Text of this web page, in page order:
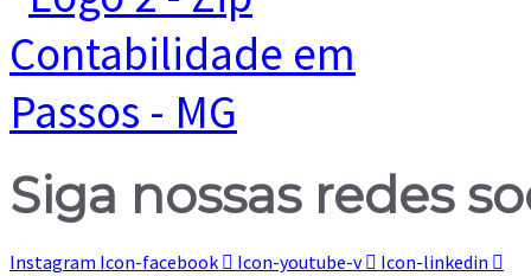
Siga nossas redes
Instagram Icon-facebook Icon-youtube-v Icon-linkedin